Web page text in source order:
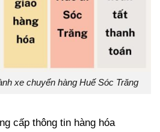
xe chuyển hàng Huế Sóc Trăng
cấp thông tin hàng hóa